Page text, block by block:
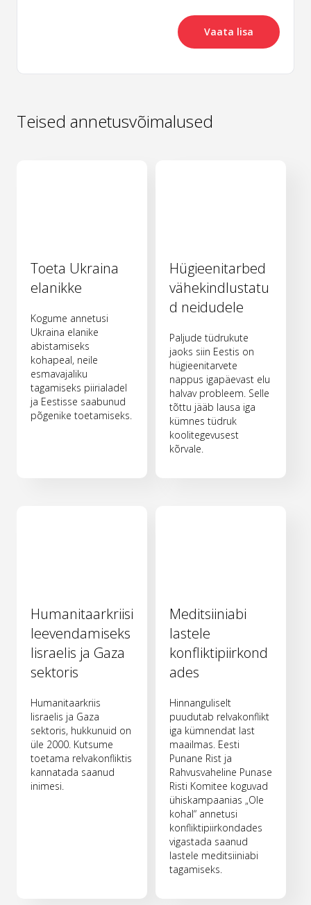
Vaata lisa
Teised annetusvõimalused
Toeta Ukraina
elanikke
Kogume annetusi
Ukraina elanike
abistamiseks
kohapeal, neile
esmavajaliku
tagamiseks piirialadel
ja Eestisse saabunud
põgenike toetamiseks.
Hügieenitarbed
vähekindlustatu
d neidudele
Paljude tüdrukute
jaoks siin Eestis on
hügieenitarvete
nappus igapäevast elu
halvav probleem. Selle
tõttu jääb lausa iga
kümnes tüdruk
koolitegevusest
kõrvale.
Humanitaarkriisi
leevendamiseks
Iisraelis ja Gaza
sektoris
Humanitaarkriis
Iisraelis ja Gaza
sektoris, hukkunuid on
üle 2000. Kutsume
toetama relvakonfliktis
kannatada saanud
inimesi.
Meditsiiniabi
lastele
konfliktipiirkond
ades
Hinnanguliselt
puudutab relvakonflikt
iga kümnendat last
maailmas. Eesti
Punane Rist ja
Rahvusvaheline Punase
Risti Komitee koguvad
ühiskampaanias „Ole
kohal“ annetusi
konfliktipiirkondades
vigastada saanud
lastele meditsiiniabi
tagamiseks.